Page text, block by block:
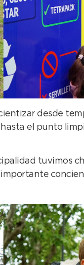
desde
el punto
tuvimos